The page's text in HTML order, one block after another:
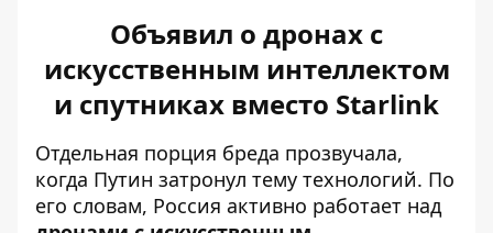
Объявил о дронах с
искусственным интеллектом
и спутниках вместо Starlink
Отдельная порция бреда прозвучала,
когда Путин затронул тему технологий. По
его словам, Россия активно работает над